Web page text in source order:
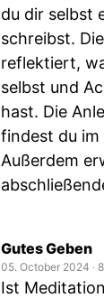
du dir selbst
schreibst.
reflektiert,
selbst und
hast. Die
findest du im
Außerdem
Gutes Geben
05. October 2024 ‧
Ist